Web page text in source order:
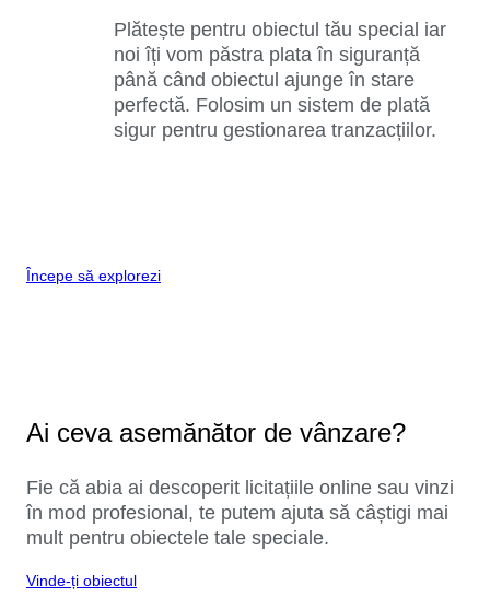
Plătește pentru obiectul tău special iar
noi îți vom păstra plata în siguranță
până când obiectul ajunge în stare
perfectă. Folosim un sistem de plată
sigur pentru gestionarea tranzacțiilor.
Începe să explorezi
Ai ceva asemănător de vânzare?
Fie că abia ai descoperit licitațiile online sau vinzi
în mod profesional, te putem ajuta să câștigi mai
mult pentru obiectele tale speciale.
Vinde-ți obiectul